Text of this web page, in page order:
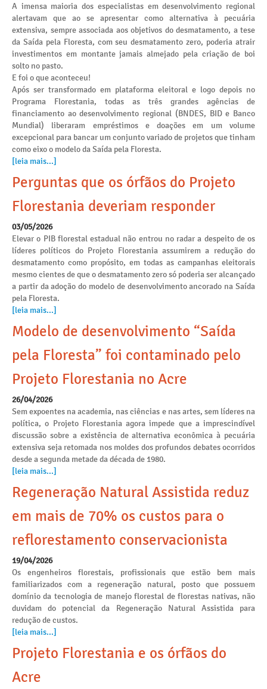
A imensa maioria dos especialistas em desenvolvimento regional
alertavam que ao se apresentar como alternativa à pecuária
extensiva, sempre associada aos objetivos do desmatamento, a tese
da Saída pela Floresta, com seu desmatamento zero, poderia atrair
investimentos em montante jamais almejado pela criação de boi
solto no pasto.
E foi o que aconteceu!
Após ser transformado em plataforma eleitoral e logo depois no
Programa Florestania, todas as três grandes agências de
financiamento ao desenvolvimento regional (BNDES, BID e Banco
Mundial) liberaram empréstimos e doações em um volume
excepcional para bancar um conjunto variado de projetos que tinham
como eixo o modelo da Saída pela Floresta.
[leia mais...]
Perguntas que os órfãos do Projeto
Florestania deveriam responder
03/05/2026
Elevar o PIB florestal estadual não entrou no radar a despeito de os
líderes políticos do Projeto Florestania assumirem a redução do
desmatamento como propósito, em todas as campanhas eleitorais
mesmo cientes de que o desmatamento zero só poderia ser alcançado
a partir da adoção do modelo de desenvolvimento ancorado na Saída
pela Floresta.
[leia mais...]
Modelo de desenvolvimento “Saída
pela Floresta” foi contaminado pelo
Projeto Florestania no Acre
26/04/2026
Sem expoentes na academia, nas ciências e nas artes, sem líderes na
política, o Projeto Florestania agora impede que a imprescindível
discussão sobre a existência de alternativa econômica à pecuária
extensiva seja retomada nos moldes dos profundos debates ocorridos
desde a segunda metade da década de 1980.
[leia mais...]
Regeneração Natural Assistida reduz
em mais de 70% os custos para o
reflorestamento conservacionista
19/04/2026
Os engenheiros florestais, profissionais que estão bem mais
familiarizados com a regeneração natural, posto que possuem
domínio da tecnologia de manejo florestal de florestas nativas, não
duvidam do potencial da Regeneração Natural Assistida para
redução de custos.
[leia mais...]
Projeto Florestania e os órfãos do
Acre